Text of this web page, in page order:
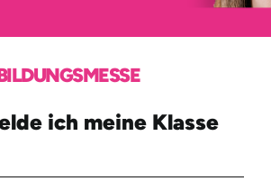
ich meine Klasse